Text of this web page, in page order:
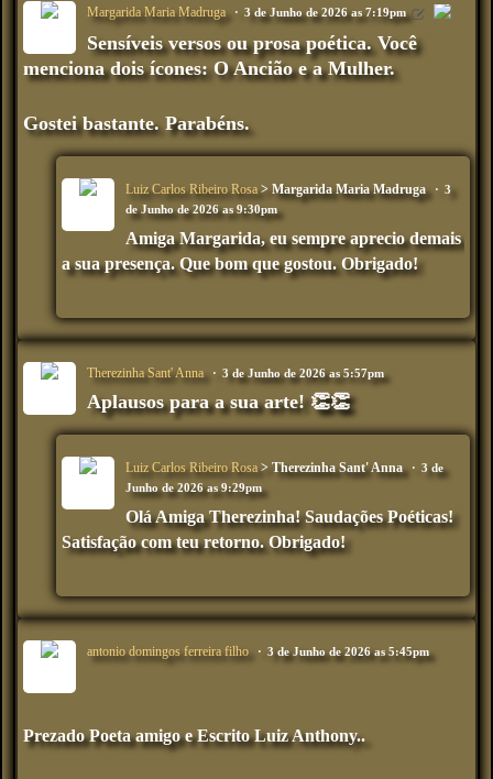
Margarida Maria Madruga 3 de Junho de 2026 as 7:19pm
Sensíveis versos ou prosa poética. Você
menciona dois ícones: O Ancião e a Mulher.
Gostei bastante. Parabéns.
Luiz Carlos Ribeiro Rosa > Margarida Maria Madruga
3
de Junho de 2026 as 9:30pm
Amiga Margarida, eu sempre aprecio demais
a sua presença. Que bom que gostou. Obrigado!
Therezinha Sant' Anna 3 de Junho de 2026 as 5:57pm
Aplausos para a sua arte! 👏👏
Luiz Carlos Ribeiro Rosa > Therezinha Sant' Anna
3 de
Junho de 2026 as 9:29pm
Olá Amiga Therezinha! Saudações Poéticas!
Satisfação com teu retorno. Obrigado!
antonio domingos ferreira filho 3 de Junho de 2026 as 5:45pm
Prezado Poeta amigo e Escrito Luiz Anthony..